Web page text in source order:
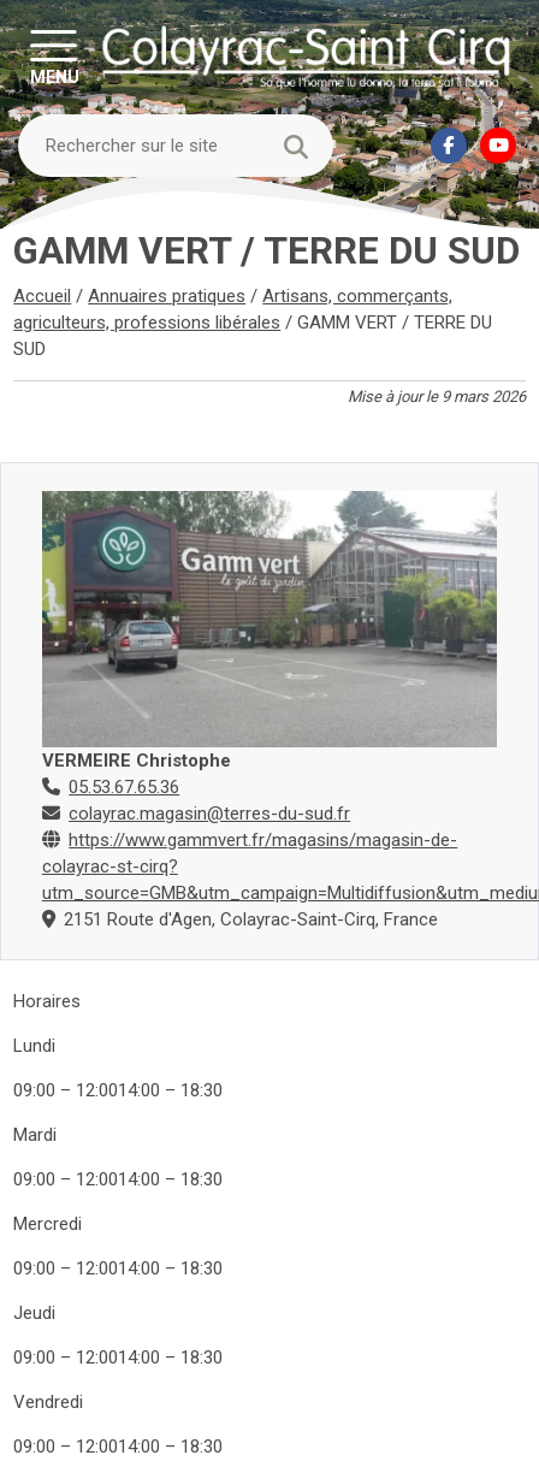
MENU
GAMM VERT / TERRE DU SUD
Accueil /Annuaires pratiques /Artisans, commerçants,
agriculteurs, professions libérales /GAMM VERT / TERRE DU
SUD
Mise à jour le 9 mars 2026
VERMEIRE Christophe
05.53.67.65.36
colayrac.magasin@terres-du-sud.fr
https://www.gammvert.fr/magasins/magasin-de-
colayrac-st-cirq?
2151 Route d'Agen, Colayrac-Saint-Cirq, France
Horaires
Lundi
09:00 – 12:0014:00 – 18:30
Mardi
09:00 – 12:0014:00 – 18:30
Mercredi
09:00 – 12:0014:00 – 18:30
Jeudi
09:00 – 12:0014:00 – 18:30
Vendredi
09:00 – 12:0014:00 – 18:30